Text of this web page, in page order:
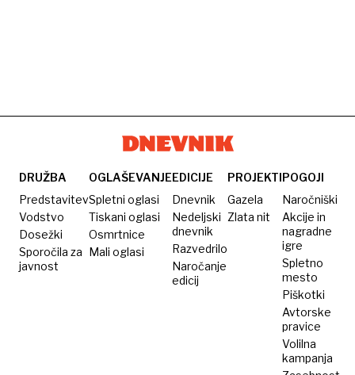
DRUŽBA
Predstavitev
Vodstvo
Dosežki
Sporočila za
javnost
OGLAŠEVANJE
Spletni oglasi
Tiskani oglasi
Osmrtnice
Mali oglasi
EDICIJE
Dnevnik
Nedeljski
dnevnik
Razvedrilo
Naročanje
edicij
PROJEKTI
Gazela
Zlata nit
POGOJI
Naročniški
Akcije in
nagradne
igre
Spletno
mesto
Piškotki
Avtorske
pravice
Volilna
kampanja